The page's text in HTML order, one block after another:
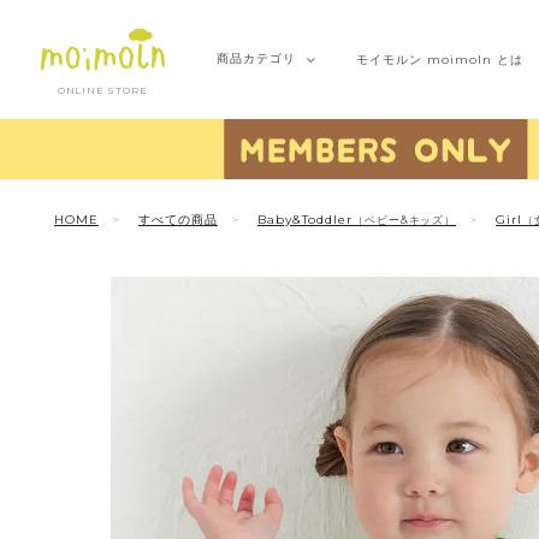
ONLINE STORE
商品カテゴリ モイモルン moimoln とは
HOME すべての商品 Baby&Toddler （ベビー&キッズ） Girl